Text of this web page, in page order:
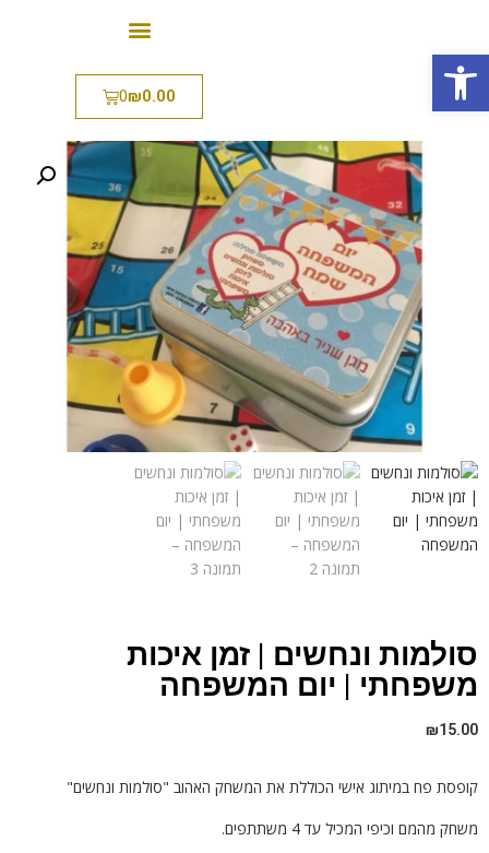
פתח סרגל נגישות
₪0.00
0
סולמות ונחשים | זמן איכות
משפחתי | יום המשפחה
₪15.00
קופסת פח במיתוג אישי הכוללת את המשחק האהוב "סולמות ונחשים"
משחק מהמם וכיפי המכיל עד 4 משתתפים.